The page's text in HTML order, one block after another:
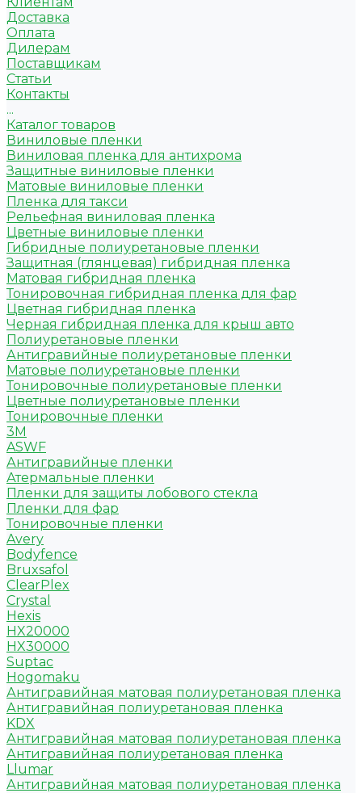
Доставка
Оплата
Дилерам
Поставщикам
Статьи
Контакты
...
Каталог товаров
Виниловые пленки
Виниловая пленка для антихрома
Защитные виниловые пленки
Матовые виниловые пленки
Пленка для такси
Рельефная виниловая пленка
Цветные виниловые пленки
Гибридные полиуретановые пленки
Защитная (глянцевая) гибридная пленка
Матовая гибридная пленка
Тонировочная гибридная пленка для фар
Цветная гибридная пленка
Черная гибридная пленка для крыш авто
Полиуретановые пленки
Антигравийные полиуретановые пленки
Матовые полиуретановые пленки
Тонировочные полиуретановые пленки
Цветные полиуретановые пленки
Тонировочные пленки
3M
ASWF
Антигравийные пленки
Атермальные пленки
Пленки для защиты лобового стекла
Пленки для фар
Тонировочные пленки
Avery
Bodyfence
Bruxsafol
ClearPlex
Crystal
Hexis
HX20000
HX30000
Suptac
Hogomaku
Антигравийная матовая полиуретановая пленка
Антигравийная полиуретановая пленка
KDX
Антигравийная матовая полиуретановая пленка
Антигравийная полиуретановая пленка
Llumar
Антигравийная матовая полиуретановая пленка